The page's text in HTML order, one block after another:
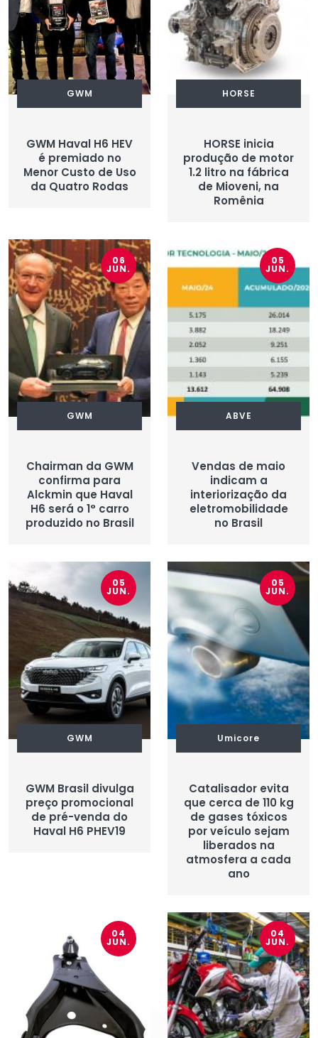
GWM
GWM Haval H6 HEV
é premiado no
Menor Custo de Uso
da Quatro Rodas
HORSE
HORSE inicia
produção de motor
1.2 litro na fábrica
de Mioveni, na
Romênia
06
JUN.
GWM
Chairman da GWM
confirma para
Alckmin que Haval
H6 será o 1° carro
produzido no Brasil
05
JUN.
ABVE
Vendas de maio
indicam a
interiorização da
eletromobilidade
no Brasil
05
JUN.
GWM
GWM Brasil divulga
preço promocional
de pré-venda do
Haval H6 PHEV19
05
JUN.
Umicore
Catalisador evita
que cerca de 110 kg
de gases tóxicos
por veículo sejam
liberados na
atmosfera a cada
ano
04
JUN.
04
JUN.